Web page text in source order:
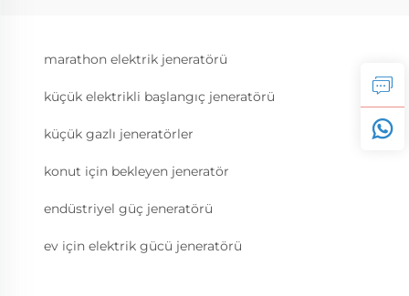
marathon elektrik jeneratörü
küçük elektrikli başlangıç jeneratörü
küçük gazlı jeneratörler
konut için bekleyen jeneratör
endüstriyel güç jeneratörü
ev için elektrik gücü jeneratörü